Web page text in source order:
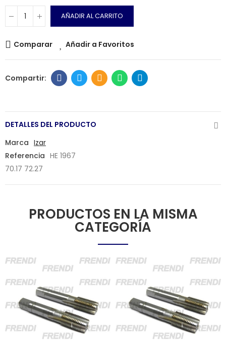
AÑADIR AL CARRITO
Comparar Añadir a Favoritos
DETALLES DEL PRODUCTO
Marca Izar
Referencia HE 1967
70.17 72.27
PRODUCTOS EN LA MISMA
CATEGORÍA